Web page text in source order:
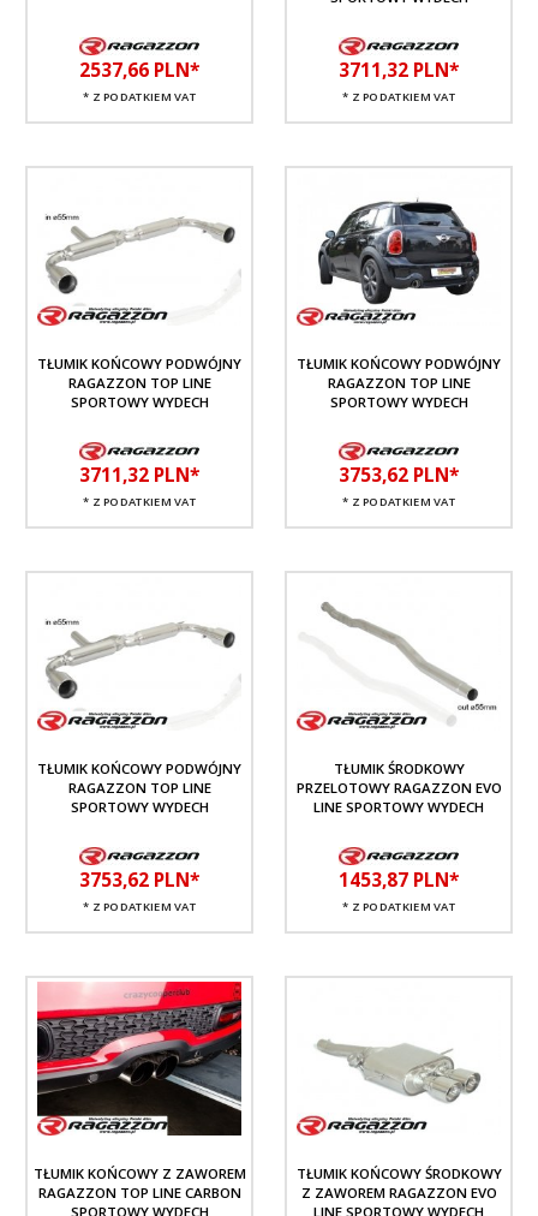
2537,66 PLN*
* Z PODATKIEM VAT
3711,32 PLN*
* Z PODATKIEM VAT
TŁUMIK KOŃCOWY PODWÓJNY
RAGAZZON TOP LINE
SPORTOWY WYDECH
3711,32 PLN*
* Z PODATKIEM VAT
TŁUMIK KOŃCOWY PODWÓJNY
RAGAZZON TOP LINE
SPORTOWY WYDECH
3753,62 PLN*
* Z PODATKIEM VAT
TŁUMIK KOŃCOWY PODWÓJNY
RAGAZZON TOP LINE
SPORTOWY WYDECH
3753,62 PLN*
* Z PODATKIEM VAT
TŁUMIK ŚRODKOWY
PRZELOTOWY RAGAZZON EVO
LINE SPORTOWY WYDECH
1453,87 PLN*
* Z PODATKIEM VAT
TŁUMIK KOŃCOWY Z ZAWOREM
RAGAZZON TOP LINE CARBON
SPORTOWY WYDECH
TŁUMIK KOŃCOWY ŚRODKOWY
Z ZAWOREM RAGAZZON EVO
LINE SPORTOWY WYDECH